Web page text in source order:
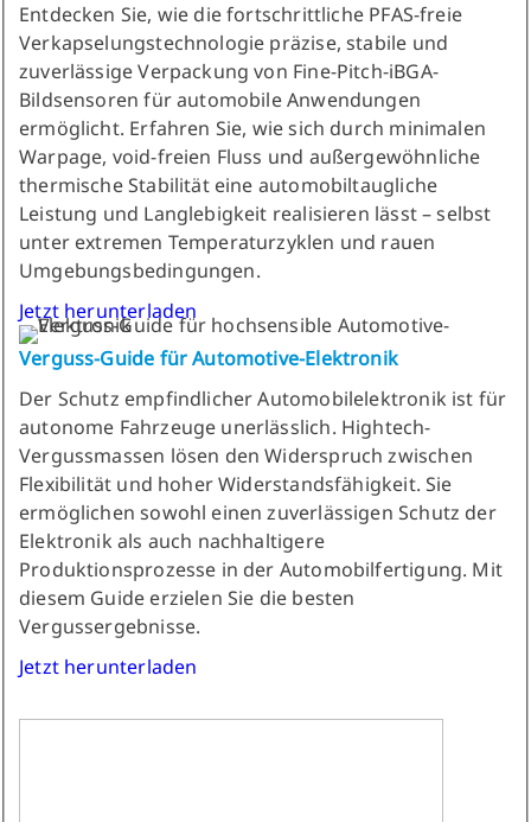
Entdecken Sie, wie die fortschrittliche PFAS-freie
Verkapselungstechnologie präzise, stabile und
zuverlässige Verpackung von Fine-Pitch-iBGA-
Bildsensoren für automobile Anwendungen
ermöglicht. Erfahren Sie, wie sich durch minimalen
Warpage, void-freien Fluss und außergewöhnliche
thermische Stabilität eine automobiltaugliche
Leistung und Langlebigkeit realisieren lässt – selbst
unter extremen Temperaturzyklen und rauen
Umgebungsbedingungen.
Jetzt herunterladen
Verguss-Guide für Automotive-Elektronik
Der Schutz empfindlicher Automobilelektronik ist für
autonome Fahrzeuge unerlässlich. Hightech-
Vergussmassen lösen den Widerspruch zwischen
Flexibilität und hoher Widerstandsfähigkeit. Sie
ermöglichen sowohl einen zuverlässigen Schutz der
Elektronik als auch nachhaltigere
Produktionsprozesse in der Automobilfertigung. Mit
diesem Guide erzielen Sie die besten
Vergussergebnisse.
Jetzt herunterladen